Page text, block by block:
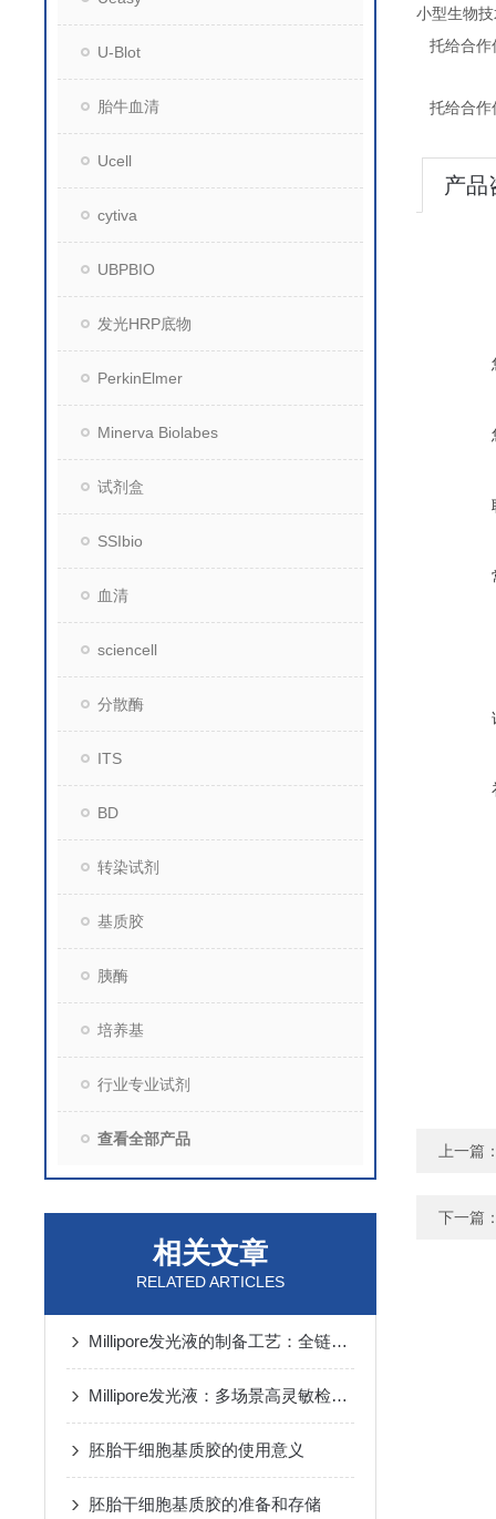
U-Blot
胎牛血清
Ucell
cytiva
UBPBIO
发光HRP底物
PerkinElmer
Minerva Biolabes
试剂盒
SSIbio
血清
sciencell
分散酶
ITS
BD
转染试剂
基质胶
胰酶
培养基
行业专业试剂
查看全部产品
相关文章
RELATED ARTICLES
Millipore发光液的制备工艺：全链路质控保障检测性能稳定
Millipore发光液：多场景高灵敏检测的核心试剂支撑
胚胎干细胞基质胶的使用意义
胚胎干细胞基质胶的准备和存储
小型生物
托给合作
托给合作
产品
上一篇
下一篇